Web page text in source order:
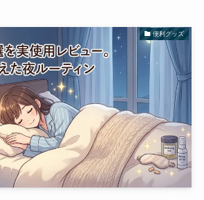
便利グッズ